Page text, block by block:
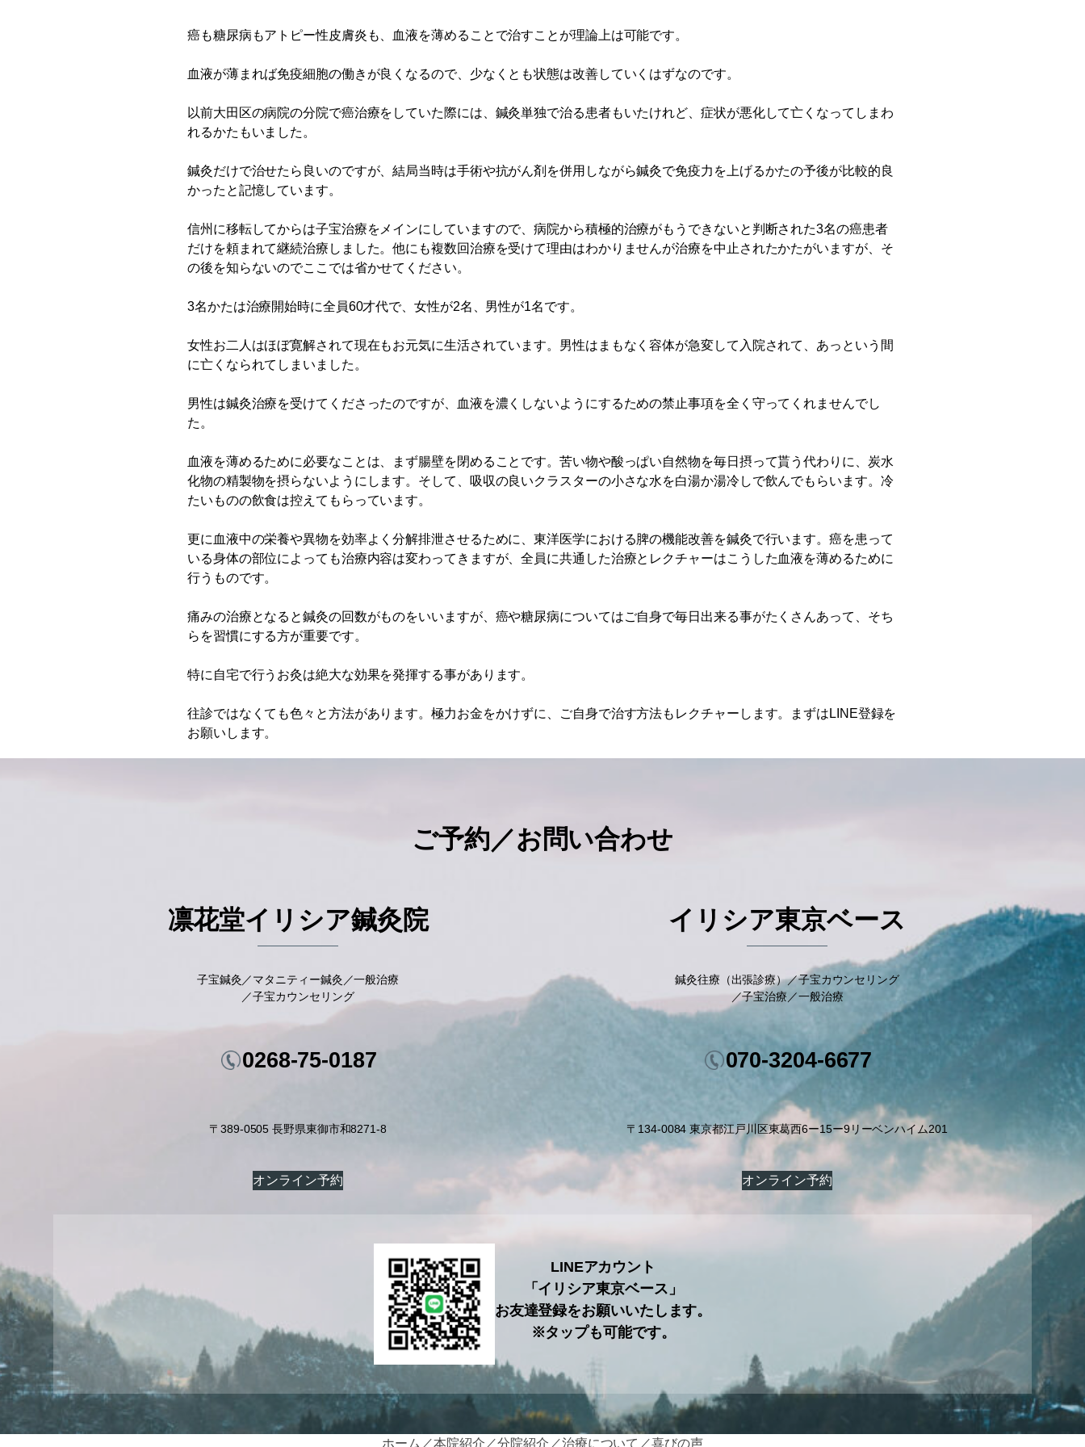
癌も糖尿病もアトピー性皮膚炎も、血液を薄めることで治すことが理論上は可能です。
血液が薄まれば免疫細胞の働きが良くなるので、少なくとも状態は改善していくはずなのです。
以前大田区の病院の分院で癌治療をしていた際には、鍼灸単独で治る患者もいたけれど、症状が悪化して亡くなってしまわ
れるかたもいました。
鍼灸だけで治せたら良いのですが、結局当時は手術や抗がん剤を併用しながら鍼灸で免疫力を上げるかたの予後が比較的良
かったと記憶しています。
信州に移転してからは子宝治療をメインにしていますので、病院から積極的治療がもうできないと判断された3名の癌患者
だけを頼まれて継続治療しました。他にも複数回治療を受けて理由はわかりませんが治療を中止されたかたがいますが、そ
の後を知らないのでここでは省かせてください。
3名かたは治療開始時に全員60才代で、女性が2名、男性が1名です。
女性お二人はほぼ寛解されて現在もお元気に生活されています。男性はまもなく容体が急変して入院されて、あっという間
に亡くなられてしまいました。
男性は鍼灸治療を受けてくださったのですが、血液を濃くしないようにするための禁止事項を全く守ってくれませんでし
た。
血液を薄めるために必要なことは、まず腸壁を閉めることです。苦い物や酸っぱい自然物を毎日摂って貰う代わりに、炭水
化物の精製物を摂らないようにします。そして、吸収の良いクラスターの小さな水を白湯か湯冷しで飲んでもらいます。冷
たいものの飲食は控えてもらっています。
更に血液中の栄養や異物を効率よく分解排泄させるために、東洋医学における脾の機能改善を鍼灸で行います。癌を患って
いる身体の部位によっても治療内容は変わってきますが、全員に共通した治療とレクチャーはこうした血液を薄めるために
行うものです。
痛みの治療となると鍼灸の回数がものをいいますが、癌や糖尿病についてはご自身で毎日出来る事がたくさんあって、そち
らを習慣にする方が重要です。
特に自宅で行うお灸は絶大な効果を発揮する事があります。
往診ではなくても色々と方法があります。極力お金をかけずに、ご自身で治す方法もレクチャーします。まずはLINE登録を
お願いします。
ご予約／お問い合わせ
凛花堂イリシア鍼灸院
子宝鍼灸／マタニティー鍼灸／一般治療
／子宝カウンセリング
0268-75-0187
〒389-0505 長野県東御市和8271-8
オンライン予約
イリシア東京ベース
鍼灸往療（出張診療）／子宝カウンセリング
／子宝治療／一般治療
070-3204-6677
〒134-0084 東京都江戸川区東葛西6ー15ー9リーベンハイム201
オンライン予約
LINEアカウント
「イリシア東京ベース」
お友達登録をお願いいたします。
※タップも可能です。
ホーム 本院紹介 分院紹介 治療について 喜びの声